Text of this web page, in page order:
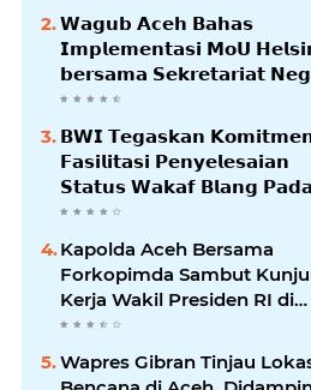
𝗪𝗮𝗴𝘂𝗯 𝗔𝗰𝗲𝗵 𝗕𝗮𝗵𝗮𝘀
𝗜𝗺𝗽𝗹𝗲𝗺𝗲𝗻𝘁𝗮𝘀𝗶 𝗠𝗼𝗨
𝗯𝗲𝗿𝘀𝗮𝗺𝗮 𝗦𝗲𝗸𝗿𝗲𝘁𝗮𝗿𝗶𝗮𝘁
𝗕𝗪𝗜 𝗧𝗲𝗴𝗮𝘀𝗸𝗮𝗻
𝗙𝗮𝘀𝗶𝗹𝗶𝘁𝗮𝘀𝗶 𝗣𝗲𝗻𝘆𝗲𝗹𝗲𝘀𝗮𝗶𝗮𝗻
𝗦𝘁𝗮𝘁𝘂𝘀 𝗪𝗮𝗸𝗮𝗳 𝗕𝗹𝗮𝗻𝗴
Kapolda Aceh Bersama
Forkopimda Sambut
Kerja Wakil Presiden RI di
Kabupaten Bireuen
Wapres Gibran Tinjau